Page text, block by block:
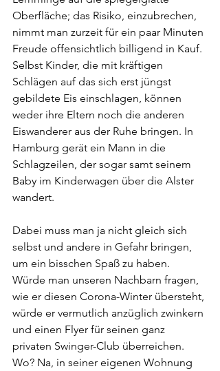
Oberfläche; das Risiko, einzubrechen,
nimmt man zurzeit für ein paar Minuten
Freude offensichtlich billigend in Kauf.
Selbst Kinder, die mit kräftigen
Schlägen auf das sich erst jüngst
gebildete Eis einschlagen, können
weder ihre Eltern noch die anderen
Eiswanderer aus der Ruhe bringen. In
Hamburg gerät ein Mann in die
Schlagzeilen, der sogar samt seinem
Baby im Kinderwagen über die Alster
wandert.
Dabei muss man ja nicht gleich sich
selbst und andere in Gefahr bringen,
um ein bisschen Spaß zu haben.
Würde man unseren Nachbarn fragen,
wie er diesen Corona-Winter übersteht,
würde er vermutlich anzüglich zwinkern
und einen Flyer für seinen ganz
privaten Swinger-Club überreichen.
Wo? Na, in seiner eigenen Wohnung